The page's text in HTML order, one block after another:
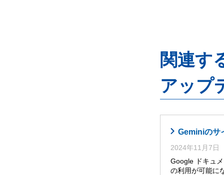
関連す
アップ
Geminiのサ
2024年11月7日
Google ドキュ
の利用が可能に